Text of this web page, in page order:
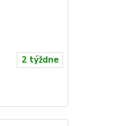
2 týždne